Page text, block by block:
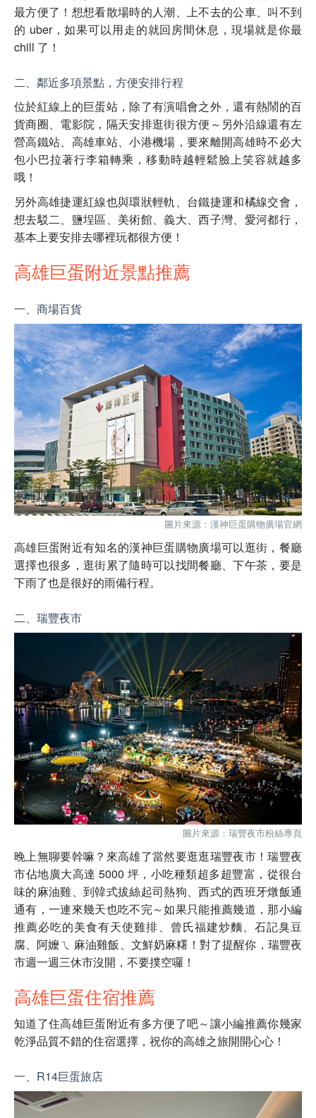
最方便了！想想看散場時的人潮、上不去的公車、叫不到
的 uber，如果可以用走的就回房間休息，現場就是你最
chill 了！
二、鄰近多項景點，方便安排行程
位於紅線上的巨蛋站，除了有演唱會之外，還有熱鬧的百
貨商圈、電影院，隔天安排逛街很方便～另外沿線還有左
營高鐵站、高雄車站、小港機場，要來離開高雄時不必大
包小巴拉著行李箱轉乘，移動時越輕鬆臉上笑容就越多
哦！
另外高雄捷運紅線也與環狀輕軌、台鐵捷運和橘線交會，
想去駁二、鹽埕區、美術館、義大、西子灣、愛河都行，
基本上要安排去哪裡玩都很方便！
高雄巨蛋附近景點推薦
一、商場百貨
圖片來源：漢神巨蛋購物廣場官網
高雄巨蛋附近有知名的漢神巨蛋購物廣場可以逛街，餐廳
選擇也很多，逛街累了隨時可以找間餐廳、下午茶，要是
下雨了也是很好的雨備行程。
二、瑞豐夜市
圖片來源：瑞豐夜市粉絲專頁
晚上無聊要幹嘛？來高雄了當然要逛逛瑞豐夜市！瑞豐夜
市佔地廣大高達 5000 坪，小吃種類超多超豐富，從很台
味的麻油雞、到韓式拔絲起司熱狗、西式的西班牙燉飯通
通有，一連來幾天也吃不完～如果只能推薦幾道，那小編
推薦必吃的美食有天使雞排、曾氏福建炒麵、石記臭豆
腐、阿嬤ㄟ 麻油雞飯、文鮮奶麻糬！對了提醒你，瑞豐夜
市週一週三休市沒開，不要撲空囉！
高雄巨蛋住宿推薦
知道了住高雄巨蛋附近有多方便了吧～讓小編推薦你幾家
乾淨品質不錯的住宿選擇，祝你的高雄之旅開開心心！
一、R14巨蛋旅店